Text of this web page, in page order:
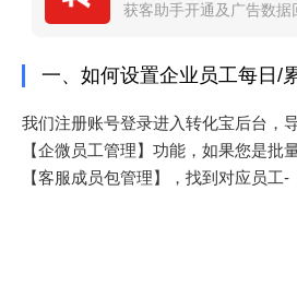
获客助手开通及广告数据
一、如何设置企业员工每日/
我们注册账号登录进入转化宝后台，
【企微员工管理】功能，如果您是批
【客服成员包管理】，找到对应员工-